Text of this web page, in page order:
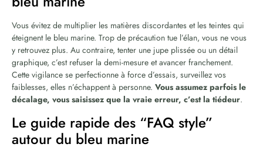
Vous évitez de multiplier les matières discordantes et les teintes qui
éteignent le bleu marine. Trop de précaution tue l’élan, vous ne vous
y retrouvez plus. Au contraire, tenter une jupe plissée ou un détail
graphique, c’est refuser la demi-mesure et avancer franchement.
Cette vigilance se perfectionne à force d’essais, surveillez vos
faiblesses, elles n’échappent à personne. Vous assumez parfois le
décalage, vous saisissez que la vraie erreur, c’est la tiédeur.
Le guide rapide des “FAQ style”
autour du bleu marine